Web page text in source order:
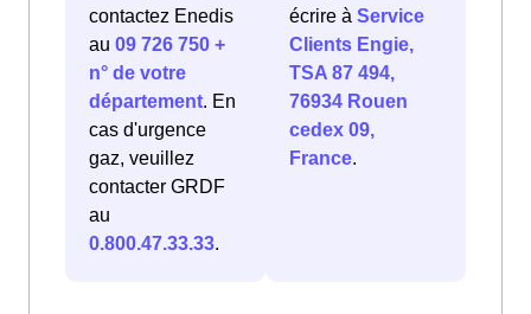
contactez Enedis
au 09 726 750 +
n° de votre
département. En
cas d'urgence
gaz, veuillez
contacter GRDF
au
0.800.47.33.33.
écrire à Service
Clients Engie,
TSA 87 494,
76934 Rouen
cedex 09,
France.